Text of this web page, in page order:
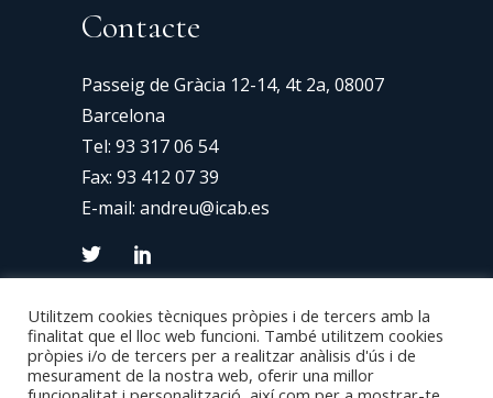
Contacte
Passeig de Gràcia 12-14, 4t 2a, 08007
Barcelona
Tel: 93 317 06 54
Fax: 93 412 07 39
E-mail: andreu@icab.es
Utilitzem cookies tècniques pròpies i de tercers amb la
finalitat que el lloc web funcioni. També utilitzem cookies
pròpies i/o de tercers per a realitzar anàlisis d'ús i de
mesurament de la nostra web, oferir una millor